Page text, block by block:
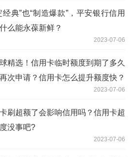
经典”也“制造爆款”，平安银行信用
么能永葆新鲜？
2023-07-06
精选！信用卡临时额度到期了多久
次申请？信用卡怎么提升额度快？
2023-07-06
刷超额了会影响信用吗？信用卡超
没事吧?
2023-07-06